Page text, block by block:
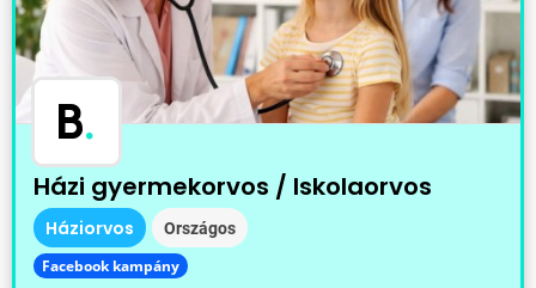
B.
Házi gyermekorvos / Iskolaorvos
Háziorvos Országos
Facebook kampány